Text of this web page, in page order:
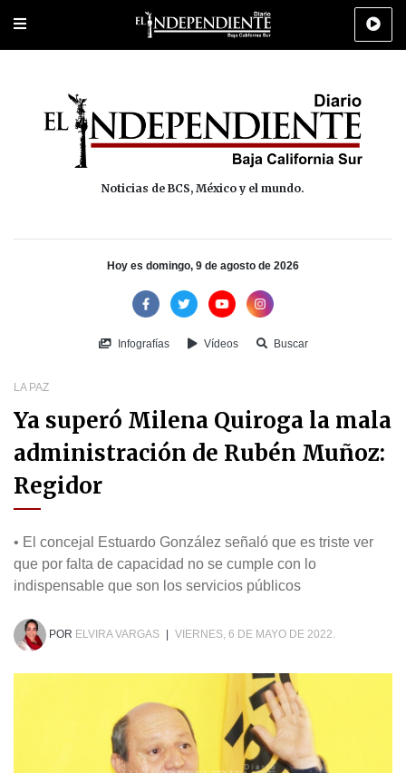
Portada Los Cabos Policiaca Deportes Cultura
Noticias de BCS, México y el mundo.
Hoy es domingo, 9 de agosto de 2026
Infografías Vídeos Buscar
LA PAZ
Ya superó Milena Quiroga la mala
administración de Rubén Muñoz:
Regidor
• El concejal Estuardo González señaló que es triste ver
que por falta de capacidad no se cumple con lo
indispensable que son los servicios públicos
POR ELVIRA VARGAS VIERNES, 6 DE MAYO DE 2022.